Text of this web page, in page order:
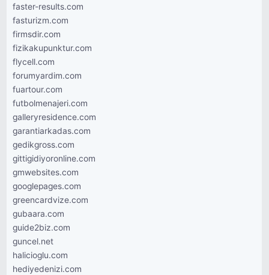
faster-results.com
fasturizm.com
firmsdir.com
fizikakupunktur.com
flycell.com
forumyardim.com
fuartour.com
futbolmenajeri.com
galleryresidence.com
garantiarkadas.com
gedikgross.com
gittigidiyoronline.com
gmwebsites.com
googlepages.com
greencardvize.com
gubaara.com
guide2biz.com
guncel.net
halicioglu.com
hediyedenizi.com